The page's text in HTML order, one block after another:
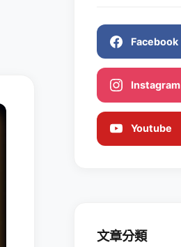
Facebook
Instagram
Youtube
文章分類